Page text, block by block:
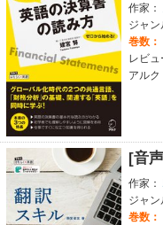
作家：
ジャン
巻数：
レビ
アル
[音
作家：
ジャン
巻数：